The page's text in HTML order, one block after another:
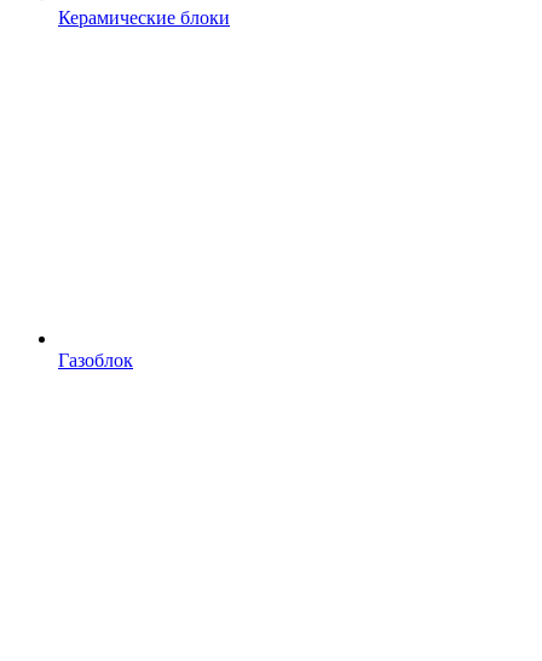
Керамические блоки
Газоблок